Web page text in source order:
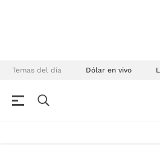
Temas del día Dólar en vivo